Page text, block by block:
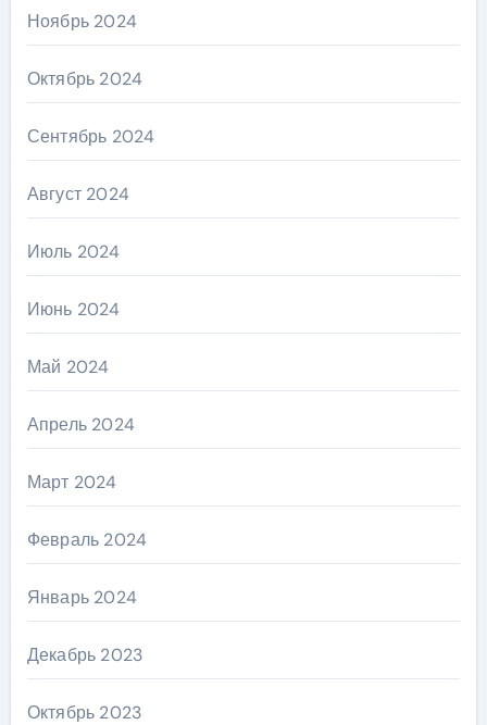
Ноябрь 2024
Октябрь 2024
Сентябрь 2024
Август 2024
Июль 2024
Июнь 2024
Май 2024
Апрель 2024
Март 2024
Февраль 2024
Январь 2024
Декабрь 2023
Октябрь 2023